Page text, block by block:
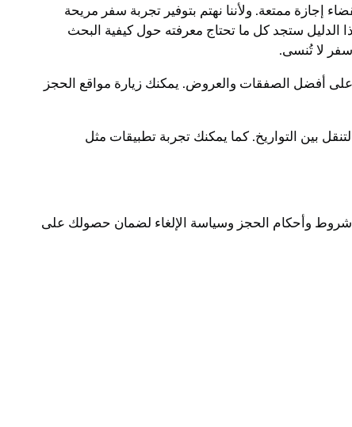
ممتعة. ولأننا نهتم بتوفير تجربة سفر مريحة
الدليل ستجد كل ما تحتاج معرفته حول كيفية البحث
لا تُنسى.
أفضل الصفقات والعروض. يمكنك زيارة مواقع الحجز
بين التواريخ. كما يمكنك تجربة تطبيقات مثل
شروط وأحكام الحجز وسياسة الإلغاء لضمان حصولك على